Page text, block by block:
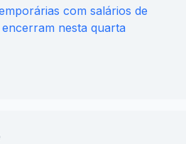
com salários de
nesta quarta